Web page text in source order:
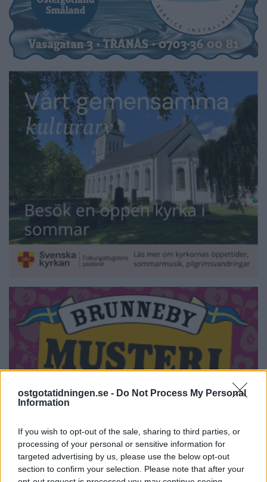
ostgotatidningen.se - Do Not Process My Personal
Information
If you wish to opt-out of the sale, sharing to third parties, or
processing of your personal or sensitive information for
targeted advertising by us, please use the below opt-out
section to confirm your selection. Please note that after your